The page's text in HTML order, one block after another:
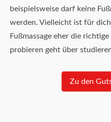
beispielsweise darf keine
werden. Vielleicht ist für
Fußmassage eher die
probieren geht über
Zu den